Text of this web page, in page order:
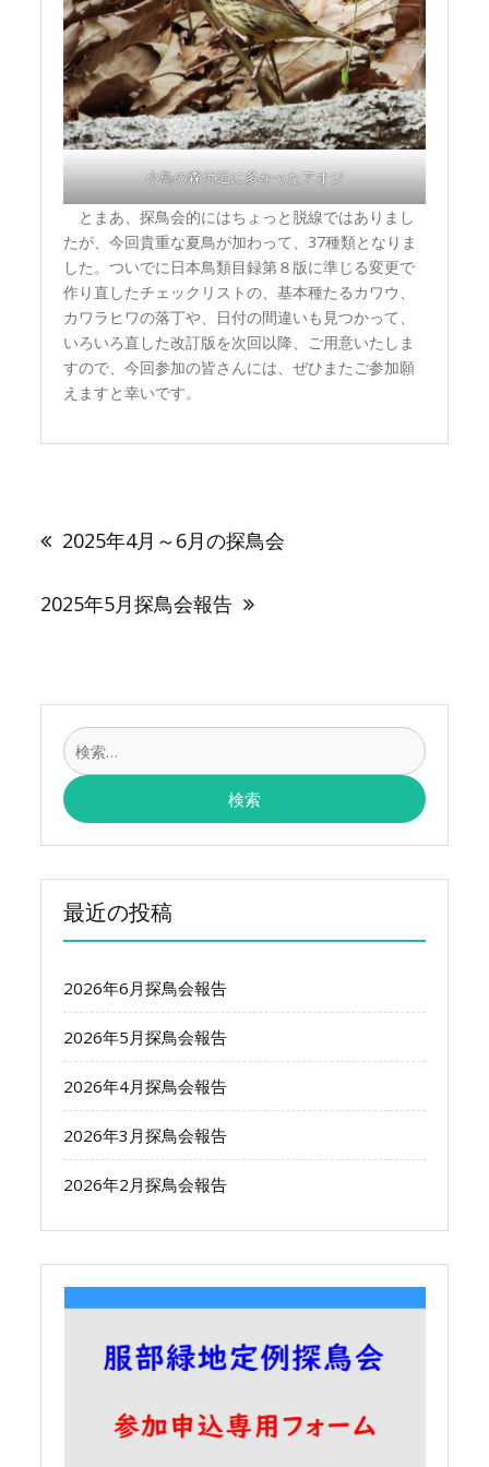
小鳥の森付近に多かったアオジ
とまあ、探鳥会的にはちょっと脱線ではありまし
たが、今回貴重な夏鳥が加わって、37種類となりま
した。ついでに日本鳥類目録第８版に準じる変更で
作り直したチェックリストの、基本種たるカワウ、
カワラヒワの落丁や、日付の間違いも見つかって、
いろいろ直した改訂版を次回以降、ご用意いたしま
すので、今回参加の皆さんには、ぜひまたご参加願
えますと幸いです。
ナ
ゲ
ン
2025年4月～6月の探鳥会
2025年5月探鳥会報告
検
索:
最近の投稿
2026年6月探鳥会報告
2026年5月探鳥会報告
2026年4月探鳥会報告
2026年3月探鳥会報告
2026年2月探鳥会報告